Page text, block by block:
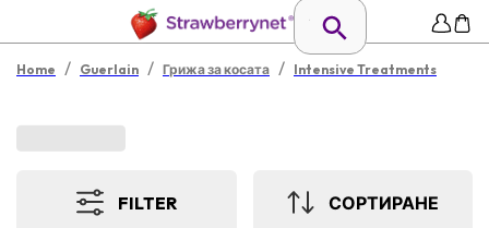
Home / Guerlain / Грижа за косата / Intensive Treatments
FILTER СОРТИРАНЕ